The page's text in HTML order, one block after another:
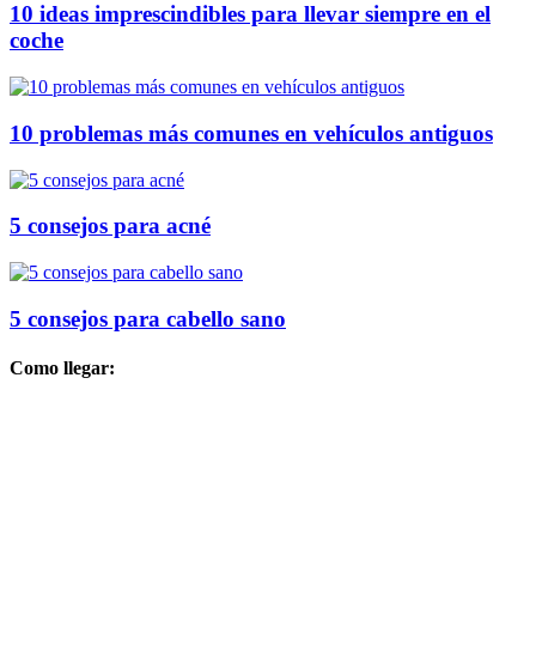
10 ideas imprescindibles para llevar siempre en el
coche
10 problemas más comunes en vehículos antiguos
5 consejos para acné
5 consejos para cabello sano
Como llegar: